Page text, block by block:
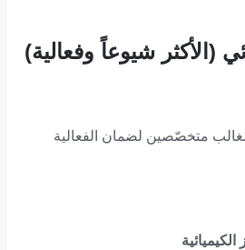
متخصّصين لضمان الفعالية